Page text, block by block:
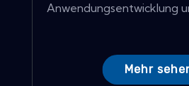
Anwendungsentwicklung
Mehr